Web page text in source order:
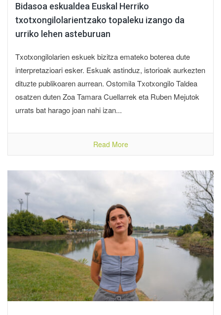
Bidasoa eskualdea Euskal Herriko
txotxongilolarientzako topaleku izango da
urriko lehen asteburuan
Txotxongilolarien eskuek bizitza emateko boterea dute
interpretazioari esker. Eskuak astinduz, istorioak aurkezten
dituzte publikoaren aurrean. Ostomila Txotxongilo Taldea
osatzen duten Zoa Tamara Cuellarrek eta Ruben Mejutok
urrats bat harago joan nahi izan...
Read More